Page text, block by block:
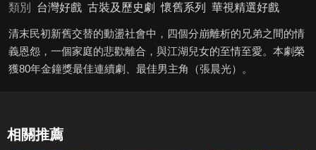
類別
台灣好戲 古裝及歷史劇 懷舊系列 華視精選好戲
清末民初新舊交替的動盪社會中，四個分崩離析的兄弟之間的情
義恩怨，一個家庭的悲歡離合，與江湖兒女的至情至愛。本劇榮
獲80年金鐘獎最佳連續劇、最佳男主角（張晨光）。
相關推薦